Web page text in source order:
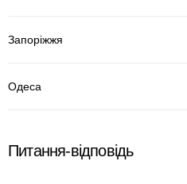
Запоріжжя
Одеса
Питання-відповідь